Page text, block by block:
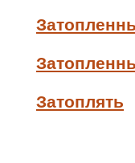
Затоплять